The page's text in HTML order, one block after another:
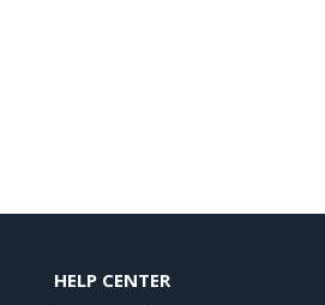
HELP CENTER